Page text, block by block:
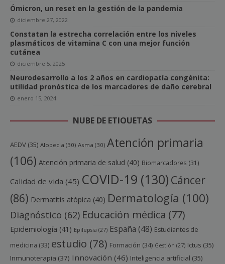
Ómicron, un reset en la gestión de la pandemia
diciembre 27, 2022
Constatan la estrecha correlación entre los niveles
plasmáticos de vitamina C con una mejor función
cutánea
diciembre 5, 2025
Neurodesarrollo a los 2 años en cardiopatía congénita:
utilidad pronóstica de los marcadores de daño cerebral
enero 15, 2024
NUBE DE ETIQUETAS
AEDV (35) Alopecia (30) Asma (30) Atención primaria
(106) Atención primaria de salud (40) Biomarcadores (31)
Calidad de vida (45) COVID-19 (130) Cáncer
(86) Dermatitis atópica (40) Dermatología (100)
Diagnóstico (62) Educación médica (77)
Epidemiología (41) Epilepsia (27) España (48) Estudiantes de
medicina (33) estudio (78) Formación (34) Gestión (27) Ictus (35)
Inmunoterapia (37) Innovación (46) Inteligencia artificial (35)